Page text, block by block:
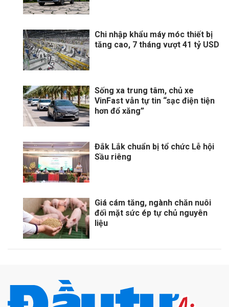
Chi nhập khẩu máy móc thiết bị
tăng cao, 7 tháng vượt 41 tỷ USD
Sống xa trung tâm, chủ xe
VinFast vẫn tự tin “sạc điện tiện
hơn đổ xăng”
Đắk Lắk chuẩn bị tổ chức Lễ hội
Sầu riêng
Giá cám tăng, ngành chăn nuôi
đối mặt sức ép tự chủ nguyên
liệu